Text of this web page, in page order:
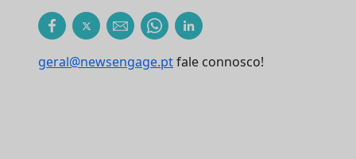
geral@newsengage.ptfale connosco!